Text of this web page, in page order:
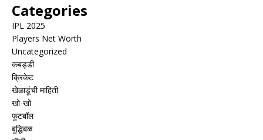
Categories
IPL 2025
Players Net Worth
Uncategorized
कबड्डी
क्रिकेट
खेळाडूंची माहिती
खो-खो
फुटबॉल
बुद्धिबळ